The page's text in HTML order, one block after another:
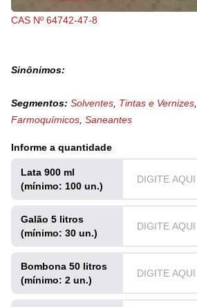
CAS Nº 64742-47-8
Sinônimos:
Segmentos: Solventes, Tintas e Vernizes,
Farmoquímicos, Saneantes
Informe a quantidade
Lata 900 ml
(mínimo: 100 un.)
Galão 5 litros
(mínimo: 30 un.)
Bombona 50 litros
(mínimo: 2 un.)